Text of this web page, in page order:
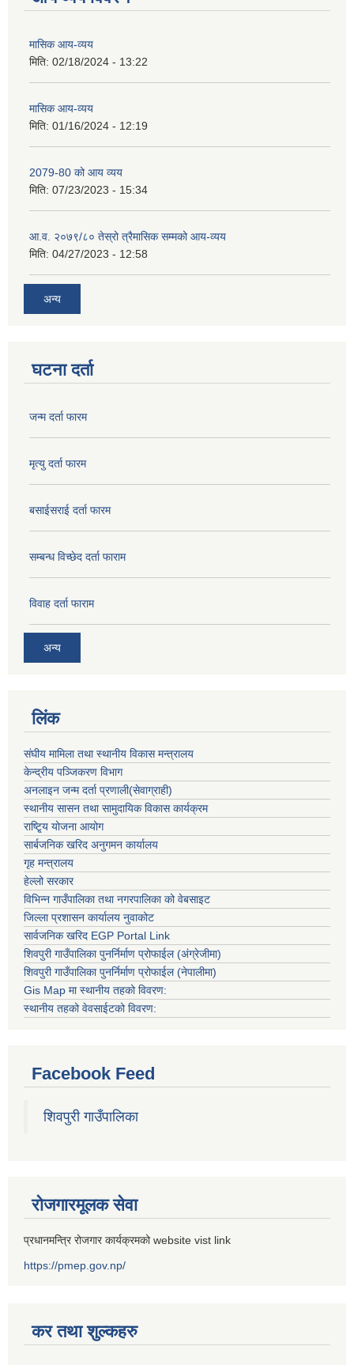
मासिक आय-व्यय
मिति: 02/18/2024 - 13:22
मासिक आय-व्यय
मिति: 01/16/2024 - 12:19
2079-80 को आय व्यय
मिति: 07/23/2023 - 15:34
आ.व. २०७९/८० तेस्रो त्रैमासिक सम्मको आय-व्यय
मिति: 04/27/2023 - 12:58
अन्य
घटना दर्ता
जन्म दर्ता फारम
मृत्यु दर्ता फारम
बसाईसराई दर्ता फारम
सम्बन्ध विच्छेद दर्ता फाराम
विवाह दर्ता फाराम
अन्य
लिंक
संघीय मामिला तथा स्थानीय विकास मन्त्रालय
केन्द्रीय पञ्जिकरण विभाग
अनलाइन जन्म दर्ता प्रणाली(सेवाग्राही)
स्थानीय सासन तथा सामुदायिक विकास कार्यक्रम
राष्टि्ृय योजना आयोग
सार्बजनिक खरिद अनुगमन कार्यालय
गृह मन्त्रालय
हेल्लो सरकार
विभिन्न गाउँपालिका तथा नगरपालिका को वेबसाइट
जिल्ला प्रशासन कार्यालय नुवाकोट
सार्वजनिक खरिद EGP Portal Link
शिवपुरी गाउँपालिका पुनर्निर्माण प्रोफाईल (अंग्रेजीमा)
शिवपुरी गाउँपालिका पुनर्निर्माण प्रोफाईल (नेपालीमा)
Gis Map मा स्थानीय तहको विवरण:
स्थानीय तहको वेवसाईटको विवरण:
Facebook Feed
शिवपुरी गाउँपालिका
रोजगारमूलक सेवा
प्रधानमन्त्रि रोजगार कार्यक्रमको website vist link
https://pmep.gov.np/
कर तथा शुल्कहरु